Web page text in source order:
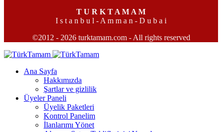
T U R K T A M A M
I s t a n b u l - A m m a n - D u b a i
©2012 - 2026 turktamam.com - All rights reserved
Ana Sayfa
Hakkımızda
Şartlar ve gizlilik
Üyeler Paneli
Üyelik Paketleri
Kontrol Panelim
İlanlarımı Yönet